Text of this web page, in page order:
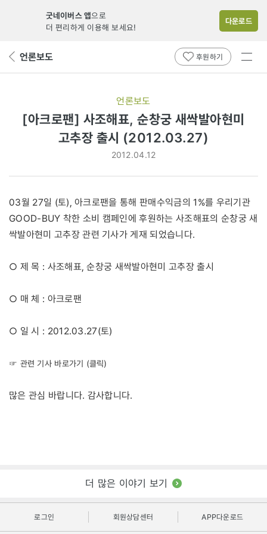
굿네이버스 앱으로
더 편리하게 이용해 보세요!
다운로드
뒤 언론보도 후원하기
전체
언론보도
[아크로팬] 사조해표, 순창궁 새싹발아현미
고추장 출시 (2012.03.27)
2012.04.12
03월 27일 (토), 아크로팬을 통해 판매수익금의 1%를 우리기관
GOOD-BUY 착한 소비 캠페인에 후원하는 사조해표의 순창궁 새
싹발아현미 고추장 관련 기사가 게재 되었습니다.
○ 제 목 : 사조해표, 순창궁 새싹발아현미 고추장 출시
○ 매 체 : 아크로팬
○ 일 시 : 2012.03.27(토)
☞ 관련 기사 바로가기 (클릭)
많은 관심 바랍니다. 감사합니다.
더 많은 이야기 보기
로그인 회원상담센터 APP다운로드